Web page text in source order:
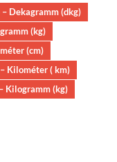
– Dekagramm (dkg)
(kg)
(cm)
Kilométer ( km)
Kilogramm (kg)